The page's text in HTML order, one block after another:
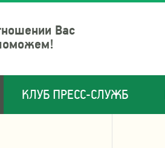
Вас
КЛУБ ПРЕСС-СЛУЖБ